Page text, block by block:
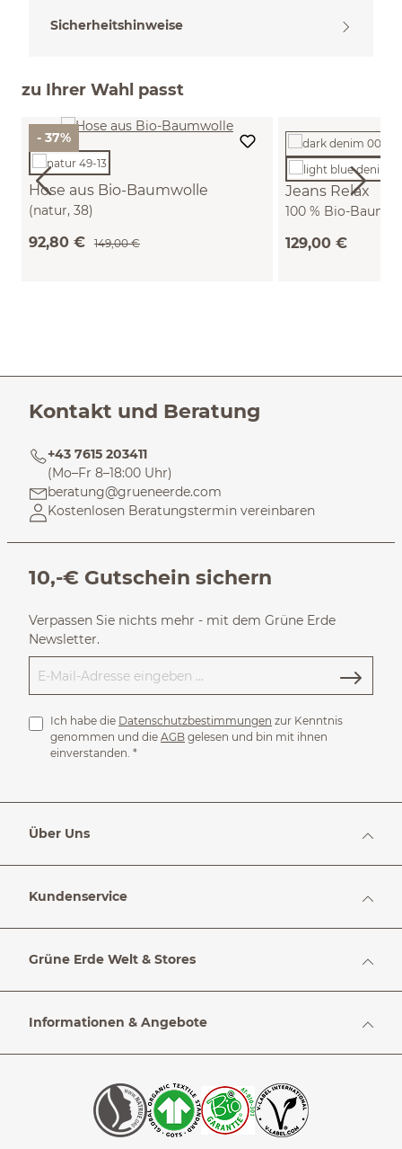
Sicherheitshinweise
zu Ihrer Wahl passt
- 37%
Hose aus Bio-Baumwolle
(natur, 38)
92,80 € 149,00 €
Jeans Relax
100 % Bio-
129,00 €
Kontakt und Beratung
+43 7615 203411
(Mo–Fr 8–18:00 Uhr)
beratung@grueneerde.com
Kostenlosen Beratungstermin vereinbaren
10,-€ Gutschein sichern
Verpassen Sie nichts mehr - mit dem Grüne Erde
Newsletter.
Ich habe die Datenschutzbestimmungen zur Kenntnis
genommen und die AGB gelesen und bin mit ihnen
einverstanden. *
Über Uns
Kundenservice
Grüne Erde Welt & Stores
Informationen & Angebote